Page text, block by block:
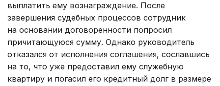
выплатить ему вознаграждение. После
завершения судебных процессов сотрудник
на основании договоренности попросил
причитающуюся сумму. Однако руководитель
отказался от исполнения соглашения, сославшись
на то, что уже предоставил ему служебную
квартиру и погасил его кредитный долг в размере